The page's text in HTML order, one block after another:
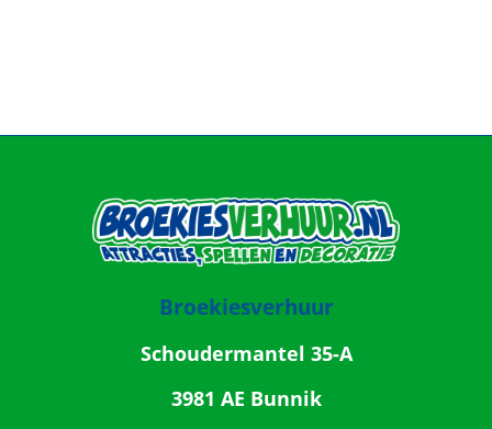
Broekiesverhuur
Schoudermantel 35-A
3981 AE Bunnik